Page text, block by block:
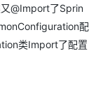
@Import了Sprin
配
类Import了配置